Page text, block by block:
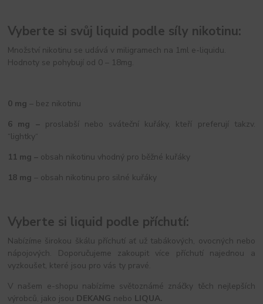
Vyberte si svůj liquid podle síly nikotinu:
Množství nikotinu se udává v miligramech na 1ml e-liquidu.
Hodnoty se pohybují od 0 – 18mg.
0 mg – bez nikotinu
6 mg – proslabší nebo sváteční kuřáky, kteří preferují takzv.
“lightky“
11 mg – obsah nikotinu vhodný pro běžné kuřáky
18 mg – obsah nikotinu pro silné kuřáky
Vyberte si liquid podle příchutí:
Nabízíme širokou škálu příchutí ať už tabákových, ovocných nebo
nápojových. Doporučujeme zakoupit více příchutí najednou a
vyzkoušet, které jsou pro vás ty pravé.
V našem e-shopu nabízíme světoznámé znáčky těch nejlepších
výrobců, jako jsou DEKANG nebo LIQUA.